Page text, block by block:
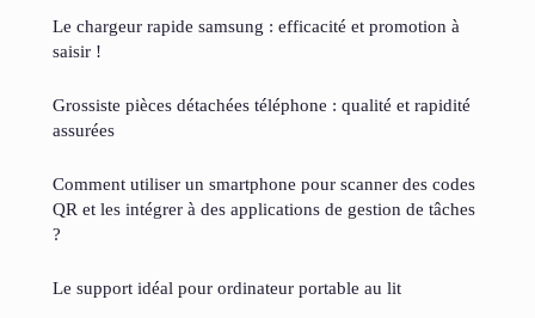
Le chargeur rapide samsung : efficacité et promotion à
saisir !
Grossiste pièces détachées téléphone : qualité et rapidité
assurées
Comment utiliser un smartphone pour scanner des codes
QR et les intégrer à des applications de gestion de tâches
?
Le support idéal pour ordinateur portable au lit